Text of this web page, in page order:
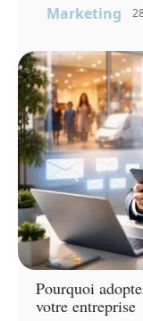
Marketing
Pourquoi
votre entreprise